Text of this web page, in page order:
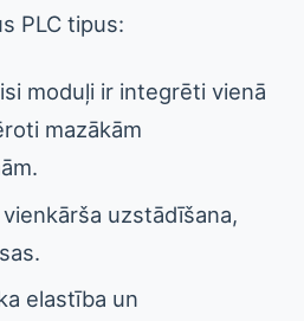
PLC tipus:
moduļi ir integrēti vienā
mazākām
vienkārša uzstādīšana,
elastība un